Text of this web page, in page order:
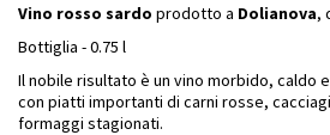
Vino rosso sardo prodotto a Dolianova,
Bottiglia - 0.75 l
Il nobile risultato è un vino morbido, caldo
con piatti importanti di carni rosse,
formaggi stagionati.